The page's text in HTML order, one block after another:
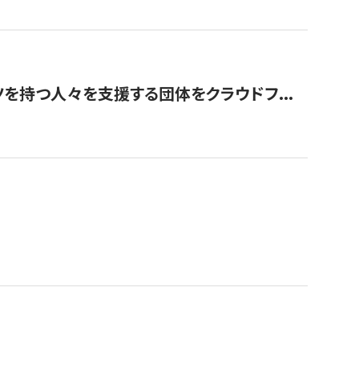
持つ人々を支援する団体をクラウドフ...